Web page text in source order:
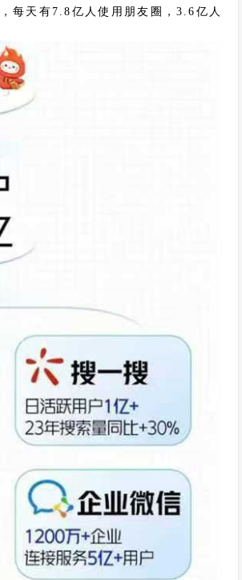
每天有7.8亿人使用朋友圈，3.6亿人